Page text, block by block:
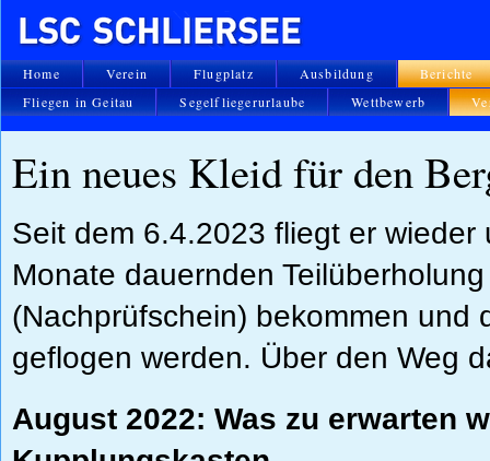
Home Verein Flugplatz Ausbildung
Berichte
Fliegen in Geitau
Segelfliegerurlaube Wettbewerb
Ein neues Kleid für den
Seit dem 6.4.2023 fliegt er
Monate dauernden
(Nachprüfschein) bekommen und
geflogen werden. Über den Weg
August 2022: Was zu erwarten